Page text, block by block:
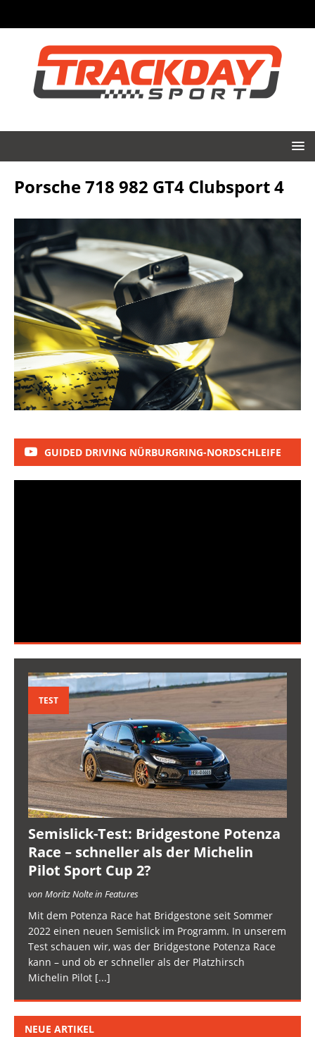
Porsche 718 982 GT4 Clubsport 4
GUIDED DRIVING NÜRBURGRING-NORDSCHLEIFE
TEST
Semislick-Test: Bridgestone Potenza
Race – schneller als der Michelin
Pilot Sport Cup 2?
von Moritz Nolte in Features
Mit dem Potenza Race hat Bridgestone seit Sommer
2022 einen neuen Semislick im Programm. In unserem
Test schauen wir, was der Bridgestone Potenza Race
kann – und ob er schneller als der Platzhirsch
Michelin Pilot [...]
NEUE ARTIKEL